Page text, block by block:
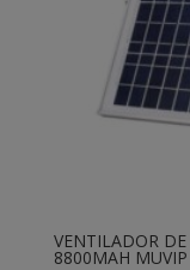
VENTILADOR
8800MAH MUVIP